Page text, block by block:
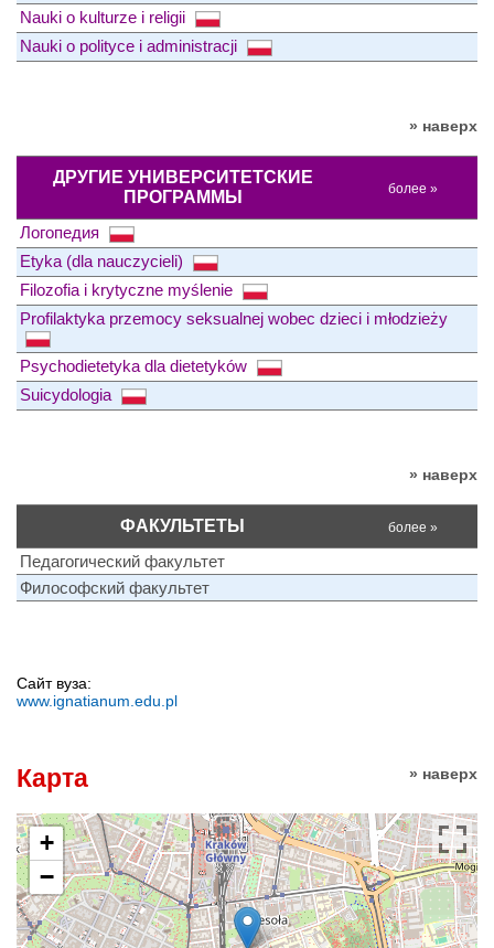
Nauki o kulturze i religii
Nauki o polityce i administracji
» наверх
ДРУГИЕ УНИВЕРСИТЕТСКИЕ
ПРОГРАММЫ
более »
Логопедия
Etyka (dla nauczycieli)
Filozofia i krytyczne myślenie
Profilaktyka przemocy seksualnej wobec dzieci i młodzieży
Psychodietetyka dla dietetyków
Suicydologia
» наверх
ФАКУЛЬТЕТЫ более »
Педагогический факультет
Философский факультет
Сайт вуза:
www.ignatianum.edu.pl
» наверх
Карта
+
−